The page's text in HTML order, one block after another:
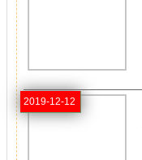
2019-12-12